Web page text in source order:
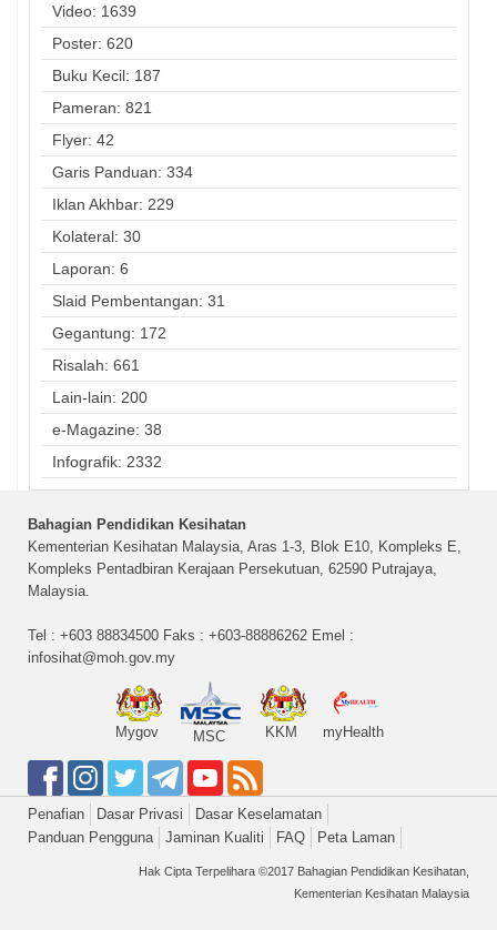
Video: 1639
Poster: 620
Buku Kecil: 187
Pameran: 821
Flyer: 42
Garis Panduan: 334
Iklan Akhbar: 229
Kolateral: 30
Laporan: 6
Slaid Pembentangan: 31
Gegantung: 172
Risalah: 661
Lain-lain: 200
e-Magazine: 38
Infografik: 2332
Bahagian Pendidikan Kesihatan
Kementerian Kesihatan Malaysia, Aras 1-3, Blok E10, Kompleks E,
Kompleks Pentadbiran Kerajaan Persekutuan, 62590 Putrajaya,
Malaysia.
Tel : +603 88834500 Faks : +603-88886262 Emel :
infosihat@moh.gov.my
Mygov MSC KKM myHealth
Penafian Dasar Privasi
Dasar Keselamatan
Panduan Pengguna
Jaminan Kualiti FAQ Peta Laman
Hak Cipta Terpelihara ©2017 Bahagian Pendidikan Kesihatan,
Kementerian Kesihatan Malaysia